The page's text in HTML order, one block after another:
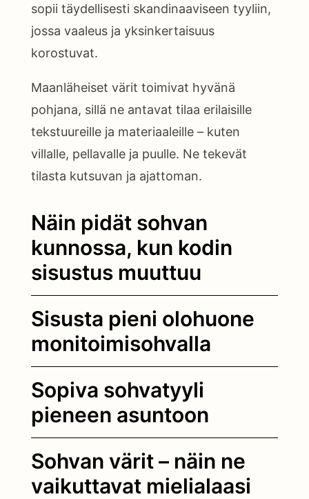
sopii täydellisesti skandinaaviseen tyyliin,
jossa vaaleus ja yksinkertaisuus
korostuvat.
Maanläheiset värit toimivat hyvänä
pohjana, sillä ne antavat tilaa erilaisille
tekstuureille ja materiaaleille – kuten
villalle, pellavalle ja puulle. Ne tekevät
tilasta kutsuvan ja ajattoman.
Näin pidät sohvan
kunnossa, kun kodin
sisustus muuttuu
Sisusta pieni olohuone
monitoimisohvalla
Sopiva sohvatyyli
pieneen asuntoon
Sohvan värit – näin ne
vaikuttavat mielialaasi